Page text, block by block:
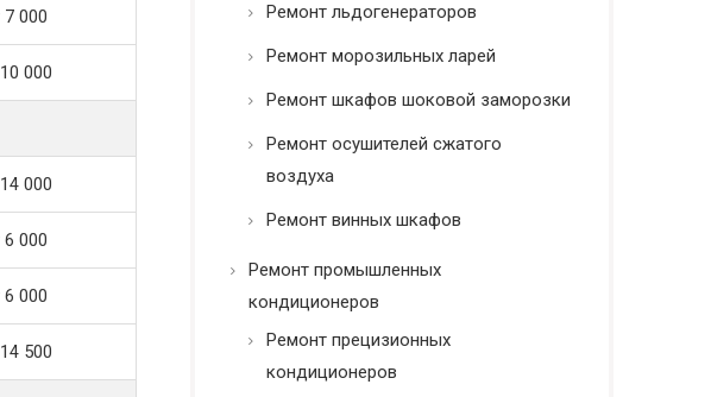
7 000
000
000
6 000
6 000
500
Ремонт льдогенераторов
Ремонт морозильных ларей
Ремонт шкафов шоковой заморозки
Ремонт осушителей сжатого
воздуха
Ремонт винных шкафов
Ремонт промышленных
кондиционеров
Ремонт прецизионных
кондиционеров